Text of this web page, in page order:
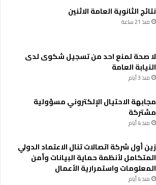
نتائج الثانوية العامة الاثنين
منذ 21 ساعة
لا صحة لمنع احد من تسجيل شكوى لدى
النيابة العامة
منذ 3 أيام
مجابهة الاحتيال الإلكتروني مسؤولية
مشتركة
منذ 4 أيام
زين أول شركة اتصالات تنال الاعتماد الدولي
المتكامل لأنظمة حماية البيانات وأمن
المعلومات واستمرارية الأعمال
منذ 4 أيام